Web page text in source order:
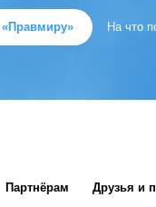
На что
Партнёрам Друзья и